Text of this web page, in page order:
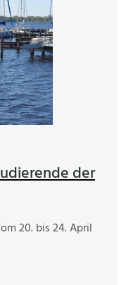
der
20. bis 24. April